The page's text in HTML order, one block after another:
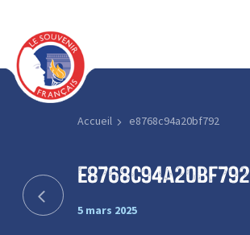
Accueil e8768c94a20bf792
e8768c94a20bf792
5 mars 2025